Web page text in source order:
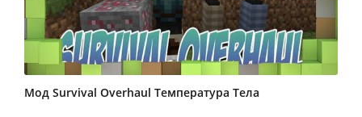
Мод Survival Overhaul Температура Тела